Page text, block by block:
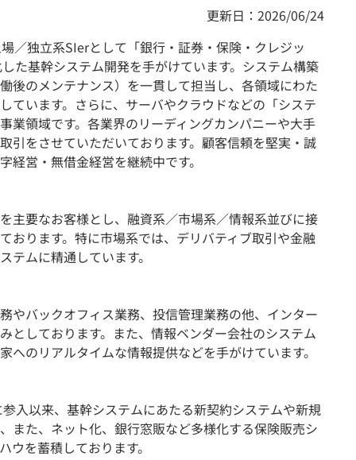
更新日：2026/06/24
／独立系SIerとして「銀行・証券・保険・クレジッ
た基幹システム開発を手がけています。システム構築
後のメンテナンス）を一貫して担当し、各領域にわた
ています。さらに、サーバやクラウドなどの「システ
業領域です。各業界のリーディングカンパニーや大手
引をさせていただいております。顧客信頼を堅実・誠
営・無借金経営を継続中です。
主要なお客様とし、融資系／市場系／情報系並びに接
おります。特に市場系では、デリバティブ取引や金融
テムに精通しています。
やバックオフィス業務、投信管理業務の他、インター
としております。また、情報ベンダー会社のシステム
へのリアルタイムな情報提供などを手がけています。
入以来、基幹システムにあたる新契約システムや新規
また、ネット化、銀行窓販など多様化する保険販売シ
ウを蓄積しております。